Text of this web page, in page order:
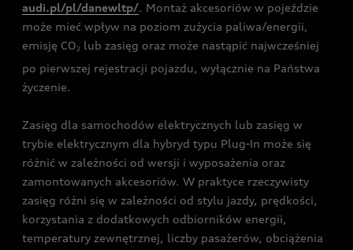
audi.pl/pl/danewltp/. Montaż akcesoriów w pojeździe
może mieć wpływ na poziom zużycia paliwa/energii,
emisję CO2 lub zasięg oraz może nastąpić najwcześniej
po pierwszej rejestracji pojazdu, wyłącznie na Państwa
życzenie.
Zasięg dla samochodów elektrycznych lub zasięg w
trybie elektrycznym dla hybryd typu Plug-In może się
różnić w zależności od wersji i wyposażenia oraz
zamontowanych akcesoriów. W praktyce rzeczywisty
zasięg różni się w zależności od stylu jazdy, prędkości,
korzystania z dodatkowych odbiorników energii,
temperatury zewnętrznej, liczby pasażerów, obciążenia